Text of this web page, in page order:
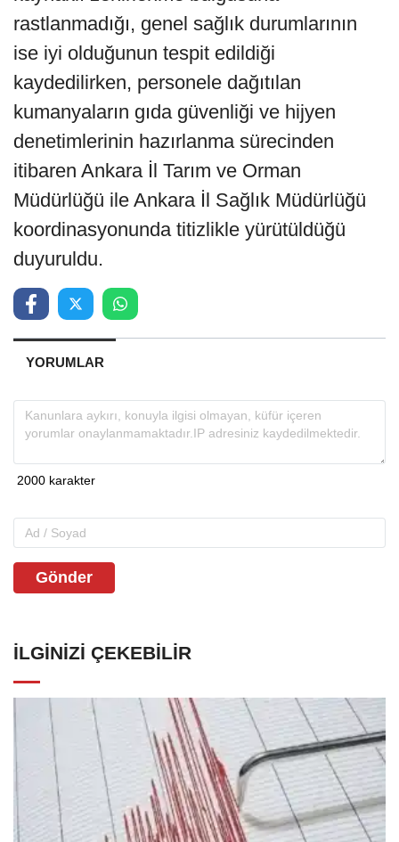
rastlanmadığı, genel sağlık durumlarının
ise iyi olduğunun tespit edildiği
kaydedilirken, personele dağıtılan
kumanyaların gıda güvenliği ve hijyen
denetimlerinin hazırlanma sürecinden
itibaren Ankara İl Tarım ve Orman
Müdürlüğü ile Ankara İl Sağlık Müdürlüğü
koordinasyonunda titizlikle yürütüldüğü
duyuruldu.
YORUMLAR
Gönder
İLGINIZI ÇEKEBILIR